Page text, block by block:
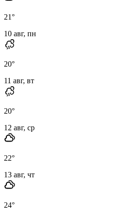
21°
10 авг, пн
20°
11 авг, вт
20°
12 авг, ср
22°
13 авг, чт
24°